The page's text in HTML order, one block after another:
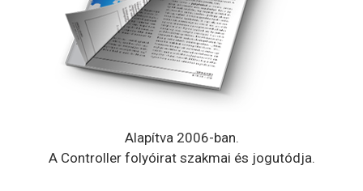
Alapítva 2006-ban.
A Controller folyóirat szakmai és jogutódja.